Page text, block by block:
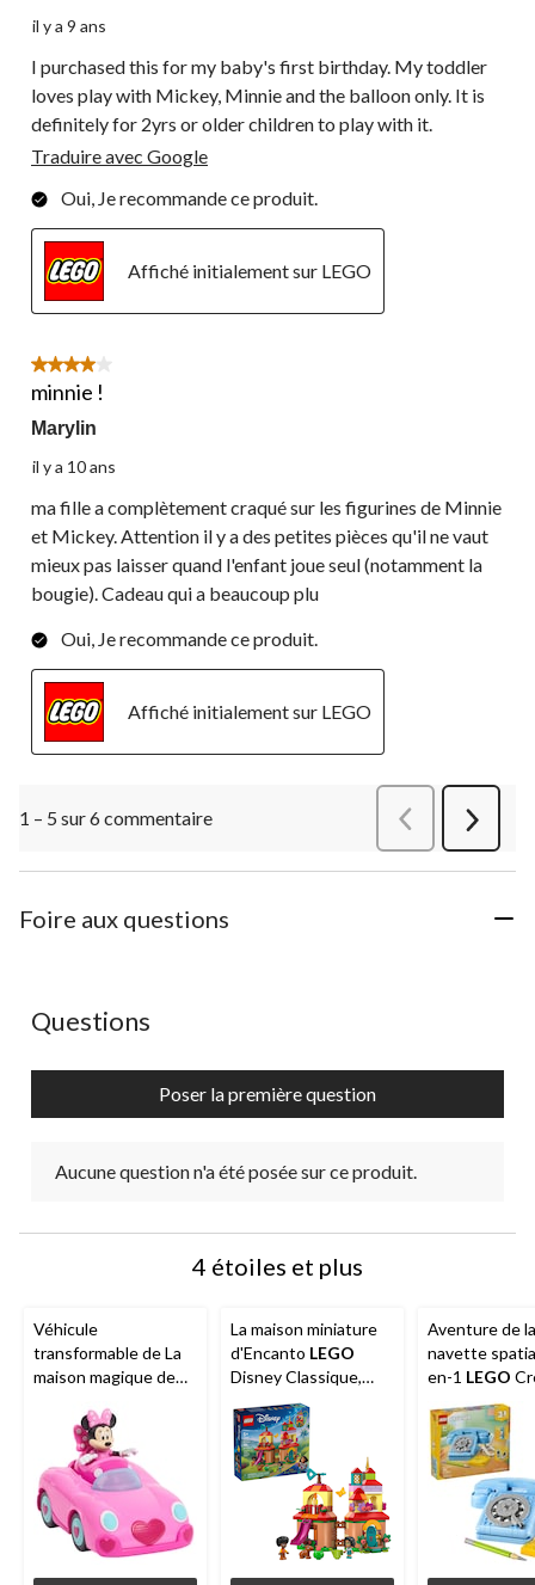
il y a 9 ans
I purchased this for my baby's first birthday. My toddler
loves play with Mickey, Minnie and the balloon only. It is
definitely for 2yrs or older children to play with it.
Traduire avec Google
Oui, Je recommande ce produit.
Affiché initialement sur LEGO
4 étoile(s) sur 5.
minnie !
Marylin
il y a 10 ans
ma fille a complètement craqué sur les figurines de Minnie
et Mickey. Attention il y a des petites pièces qu'il ne vaut
mieux pas laisser quand l'enfant joue seul (notamment la
bougie). Cadeau qui a beaucoup plu
Oui, Je recommande ce produit.
Affiché initialement sur LEGO
1 – 5 sur 6 commentaire
Suivant
Foire aux questions
Aucune question n'a été posée sur ce produit.
Questions
Poser la première question
Aucune question n'a été posée sur ce produit.
4 étoiles et plus
Véhicule
transformable de La
maison magique de
Mouse de Disney
Junior, choix varié, 3
ans et plus
La maison miniature
d'Encanto LEGO
Disney Classique,
43261, 186 pièces, 5
ans et plus
Aventure de la
navette
en-1 LEGO
(31174), 383
ans et plus